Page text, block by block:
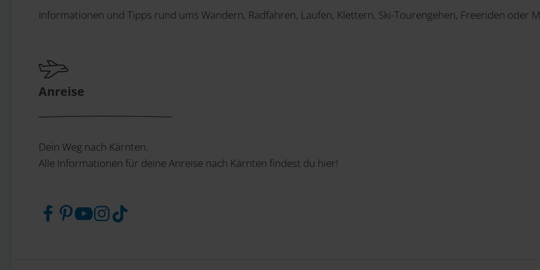
Informationen und Tipps rund ums Wandern, Radfahren, Laufen, Klettern, Ski-Tourengehen, Freeriden oder
Anreise
Dein Weg nach Kärnten.
Alle Informationen für deine Anreise nach Kärnten findest du hier!